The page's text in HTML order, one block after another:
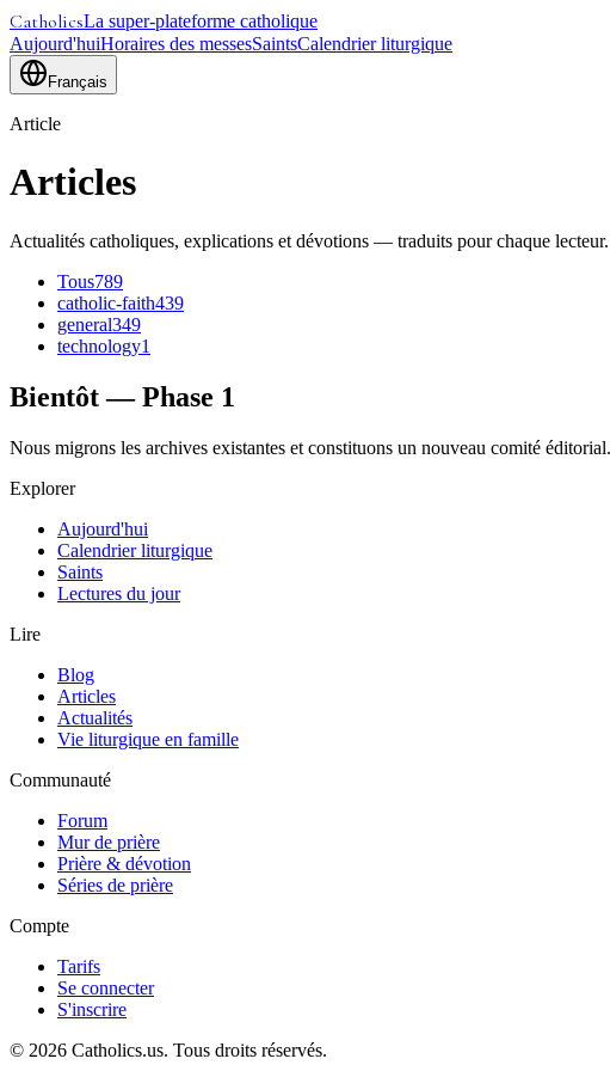
CatholicsLa super-plateforme catholique
Aujourd'huiHoraires des messesSaintsCalendrier liturgique
Français
Article
Articles
Actualités catholiques, explications et dévotions — traduits pour chaque lecteur.
Tous789
catholic-faith439
general349
technology1
Bientôt — Phase 1
Nous migrons les archives existantes et constituons un nouveau comité
Explorer
Aujourd'hui
Calendrier liturgique
Saints
Lectures du jour
Lire
Blog
Articles
Actualités
Vie liturgique en famille
Communauté
Forum
Mur de prière
Prière & dévotion
Séries de prière
Compte
Tarifs
Se connecter
S'inscrire
© 2026 Catholics.us. Tous droits réservés.